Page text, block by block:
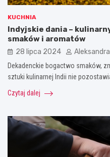
KUCHNIA
Indyjskie dania –
smaków i aromatów
28 lipca 2024
Dekadenckie bogactwo smaków,
sztuki kulinarnej Indii nie
Czytaj dalej